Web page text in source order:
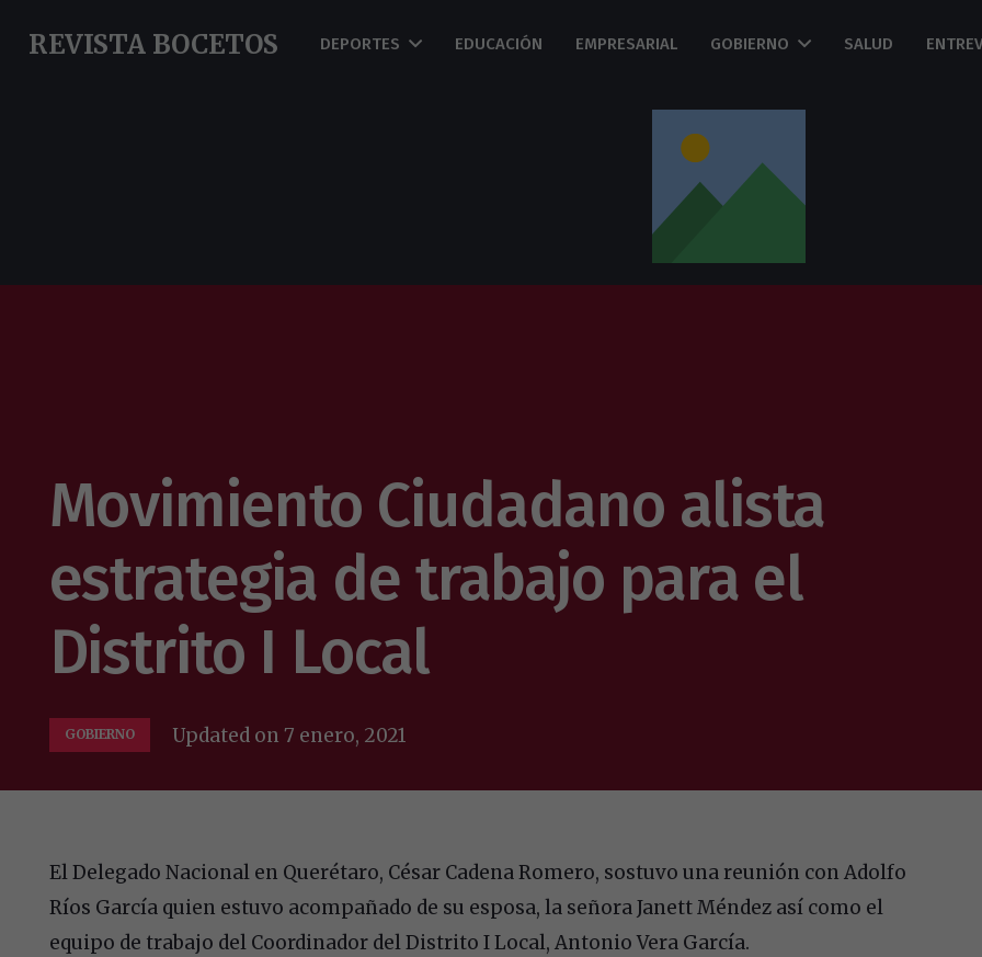
REVISTA BOCETOS DEPORTES EDUCACIÓN EMPRESARIAL GOBIERNO SALUD
Movimiento Ciudadano alista
estrategia de trabajo para el
Distrito I Local
GOBIERNO Updated on7 enero, 2021
El Delegado Nacional en Querétaro, César Cadena Romero, sostuvo una reunión con Adolfo
Ríos García quien estuvo acompañado de su esposa, la señora Janett Méndez así como el
equipo de trabajo del Coordinador del Distrito I Local, Antonio Vera García.